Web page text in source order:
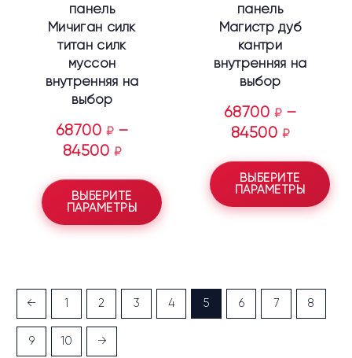
панель
Мичиган силк
титан силк
муссон
внутренняя на
выбор
68700 ₽ –
84500 ₽
ВЫБЕРИТЕ
ПАРАМЕТРЫ
панель
Магистр дуб
кантри
внутренняя на
выбор
68700 ₽ –
84500 ₽
ВЫБЕРИТЕ
ПАРАМЕТРЫ
← 1 2 3 4 5 6 7 8
9 10 →